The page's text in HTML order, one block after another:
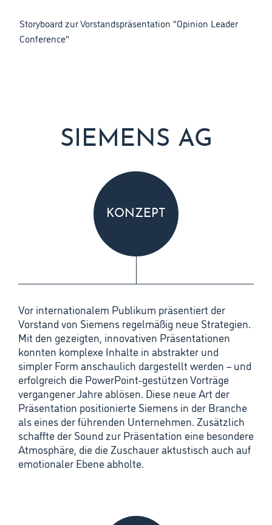
Storyboard zur Vorstandspräsentation "Opinion Leader
Conference"
SIEMENS AG
KONZEPT
Vor internationalem Publikum präsentiert der
Vorstand von Siemens regelmäßig neue Strategien.
Mit den gezeigten, innovativen Präsentationen
konnten komplexe Inhalte in abstrakter und
simpler Form anschaulich dargestellt werden – und
erfolgreich die PowerPoint-gestützen Vorträge
vergangener Jahre ablösen. Diese neue Art der
Präsentation positionierte Siemens in der Branche
als eines der führenden Unternehmen. Zusätzlich
schaffte der Sound zur Präsentation eine besondere
Atmosphäre, die die Zuschauer aktustisch auch auf
emotionaler Ebene abholte.